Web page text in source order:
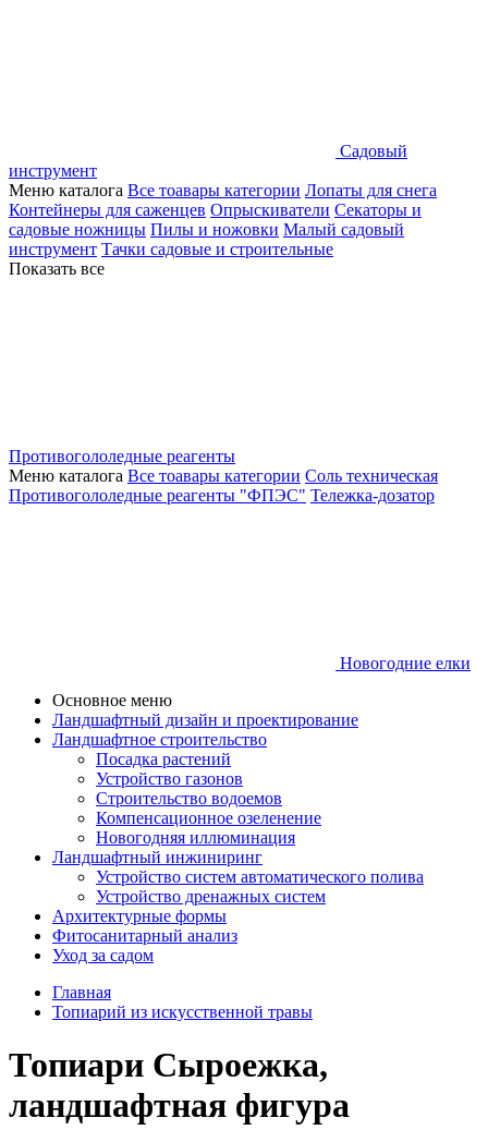
Садовый
инструмент
Меню каталога Все тоавары категории Лопаты для снега
Контейнеры для саженцев Опрыскиватели Секаторы и
садовые ножницы Пилы и ножовки Малый садовый
инструмент Тачки садовые и строительные
Показать все
Противогололедные реагенты
Меню каталога Все тоавары категории Соль техническая
Противогололедные реагенты "ФПЭС" Тележка-дозатор
Новогодние елки
Основное меню
Ландшафтный дизайн и проектирование
Ландшафтное строительство
Посадка растений
Устройство газонов
Строительство водоемов
Компенсационное озеленение
Новогодняя иллюминация
Ландшафтный инжиниринг
Устройство систем автоматического полива
Устройство дренажных систем
Aрхитектурные формы
Фитосанитарный анализ
Уход за садом
Главная
Топиарий из искусственной травы
Топиари Сыроежка,
ландшафтная фигура